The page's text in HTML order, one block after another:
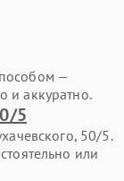
—
и аккуратно.
5
50/5.
или